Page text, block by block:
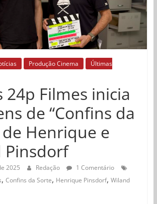
Produção Cinema
Últimas
24p Filmes inicia
de “Confins da
de Henrique e
Pinsdorf
2025 Redação
1 Comentário
, Confins da Sorte, Henrique Pinsdorf, Wiland